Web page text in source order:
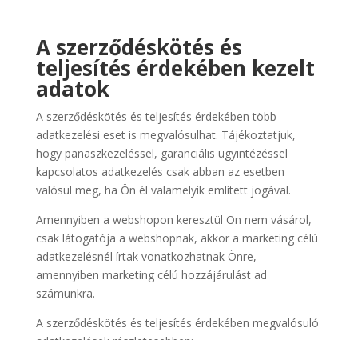
A szerződéskötés és
teljesítés érdekében kezelt
adatok
A szerződéskötés és teljesítés érdekében több
adatkezelési eset is megvalósulhat. Tájékoztatjuk,
hogy panaszkezeléssel, garanciális ügyintézéssel
kapcsolatos adatkezelés csak abban az esetben
valósul meg, ha Ön él valamelyik említett jogával.
Amennyiben a webshopon keresztül Ön nem vásárol,
csak látogatója a webshopnak, akkor a marketing célú
adatkezelésnél írtak vonatkozhatnak Önre,
amennyiben marketing célú hozzájárulást ad
számunkra.
A szerződéskötés és teljesítés érdekében megvalósuló